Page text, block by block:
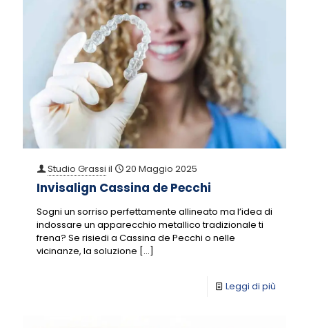
Studio Grassi il 20 Maggio 2025
Invisalign Cassina de Pecchi
Sogni un sorriso perfettamente allineato ma l’idea di
indossare un apparecchio metallico tradizionale ti
frena? Se risiedi a Cassina de Pecchi o nelle
vicinanze, la soluzione […]
Leggi di più